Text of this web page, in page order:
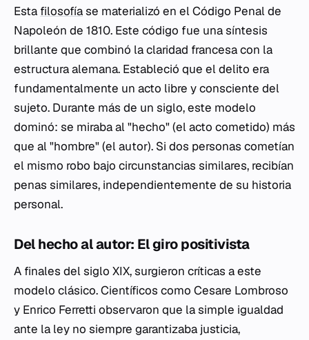
Esta filosofíase materializó en el Código Penal de
Napoleón de 1810. Este código fue una síntesis
brillante que combinó la claridad francesa con la
estructura alemana. Estableció que el delito era
fundamentalmente un acto libre y consciente del
sujeto. Durante más de un siglo, este modelo
dominó: se miraba al "hecho" (el acto cometido) más
que al "hombre" (el autor). Si dos personas cometían
el mismo robo bajo circunstancias similares, recibían
penas similares, independientemente de su historia
personal.
Del hecho al autor: El giro positivista
A finales del siglo XIX, surgieron críticas a este
modelo clásico. Científicos como Cesare Lombroso
y Enrico Ferretti observaron que la simple igualdad
ante la ley no siempre garantizaba justicia,